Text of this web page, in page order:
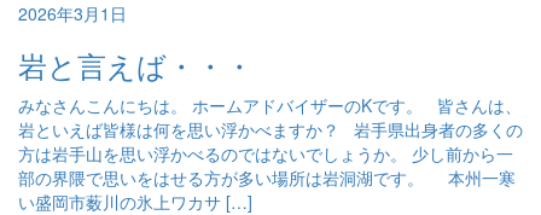
2026年3月1日
岩と言えば・・・
みなさんこんにちは。 ホームアドバイザーのKです。 皆さんは、
岩といえば皆様は何を思い浮かべますか？ 岩手県出身者の多くの
方は岩手山を思い浮かべるのではないでしょうか。 少し前から一
部の界隈で思いをはせる方が多い場所は岩洞湖です。 本州一寒
い盛岡市薮川の氷上ワカサ […]